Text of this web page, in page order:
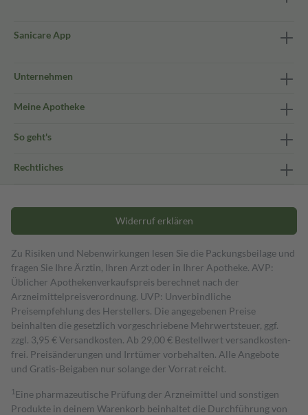
Sanicare App
Unternehmen
Meine Apotheke
So geht's
Rechtliches
Widerruf erklären
Zu Risiken und Nebenwirkungen lesen Sie die Packungsbeilage und
fragen Sie Ihre Ärztin, Ihren Arzt oder in Ihrer Apotheke. AVP:
Üblicher Apothekenverkaufspreis berechnet nach der
Arzneimittelpreisverordnung. UVP: Unverbindliche
Preisempfehlung des Herstellers. Die angegebenen Preise
beinhalten die gesetzlich vorgeschriebene Mehrwertsteuer, ggf.
zzgl. 3,95 € Versandkosten. Ab 29,00 € Bestell­wert versand­kosten­
frei. Preisänderungen und Irrtümer vorbehalten. Alle Angebote
und Gratis-Beigaben nur solange der Vorrat reicht.
1 Eine pharmazeutische Prüfung der Arzneimittel und sonstigen
Produkte in deinem Warenkorb beinhaltet die Durchführung von